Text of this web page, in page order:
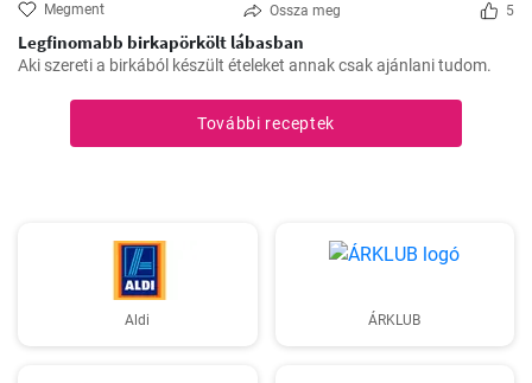
Megment Ossza meg 5
Legfinomabb birkapörkölt lábasban
Aki szereti a birkából készült ételeket annak csak ajánlani tudom.
További receptek
Aldi ÁRKLUB